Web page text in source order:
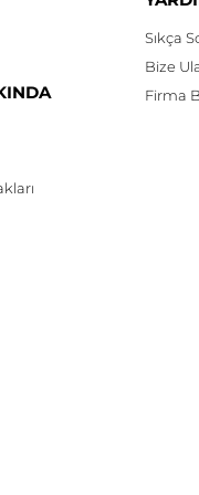
Sıkça
Bize
Firma